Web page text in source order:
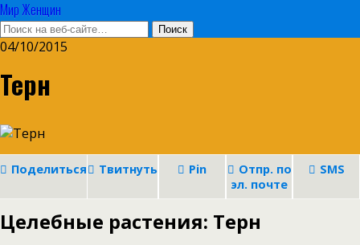
Мир Женщин
04/10/2015
Терн
Поделиться Твитнуть Pin
Отпр. по
эл. почте
SMS
Целебные растения: Терн